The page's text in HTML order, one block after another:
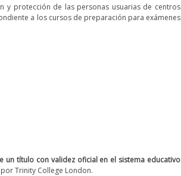
y protección de las personas usuarias de centros
a los cursos de preparación para exámenes
un título con validez oficial en el sistema educativo
Trinity College London.